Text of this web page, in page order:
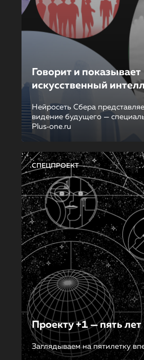
Говорит и показывает
искусственный
Нейросеть Сбера
видение будущего —
Plus‑one.ru
СПЕЦПРОЕКТ
Проекту +1 — пять лет
Заглядываем на пятилетку